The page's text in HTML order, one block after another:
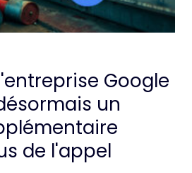
Google
un
de l'appel